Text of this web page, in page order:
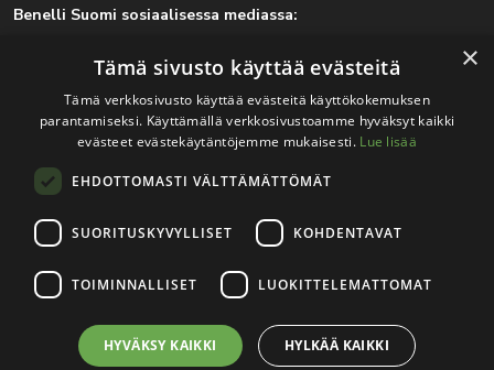
Benelli Suomi sosiaalisessa mediassa:
Tärkeitä linkkejä
Rekisteri- ja tietosuojaseloste
Jälleenmyyjät
Tapahtumat
Teuvo Louhisola Oy. Verkkosivutoteutus:Avoin.Systems
×
Tämä sivusto käyttää evästeitä
Tämä verkkosivusto käyttää evästeitä käyttökokemuksen
parantamiseksi. Käyttämällä verkkosivustoamme hyväksyt kaikki
evästeet evästekäytäntöjemme mukaisesti. Lue lisää
EHDOTTOMASTI VÄLTTÄMÄTTÖMÄT
SUORITUSKYVYLLISET KOHDENTAVAT
TOIMINNALLISET LUOKITTELEMATTOMAT
HYVÄKSY KAIKKI HYLKÄÄ KAIKKI